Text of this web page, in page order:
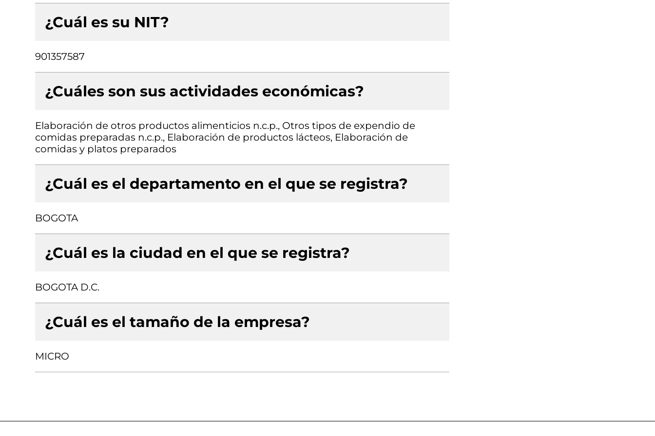
¿Cuál es su NIT?
901357587
¿Cuáles son sus actividades económicas?
Elaboración de otros productos alimenticios n.c.p., Otros tipos de expendio de
comidas preparadas n.c.p., Elaboración de productos lácteos, Elaboración de
comidas y platos preparados
¿Cuál es el departamento en el que se registra?
BOGOTA
¿Cuál es la ciudad en el que se registra?
BOGOTA D.C.
¿Cuál es el tamaño de la empresa?
MICRO